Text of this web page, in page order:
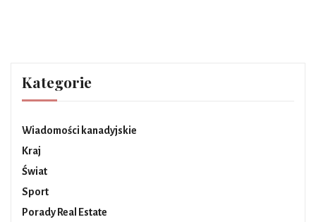
Kategorie
Wiadomości kanadyjskie
Kraj
Świat
Sport
Porady Real Estate